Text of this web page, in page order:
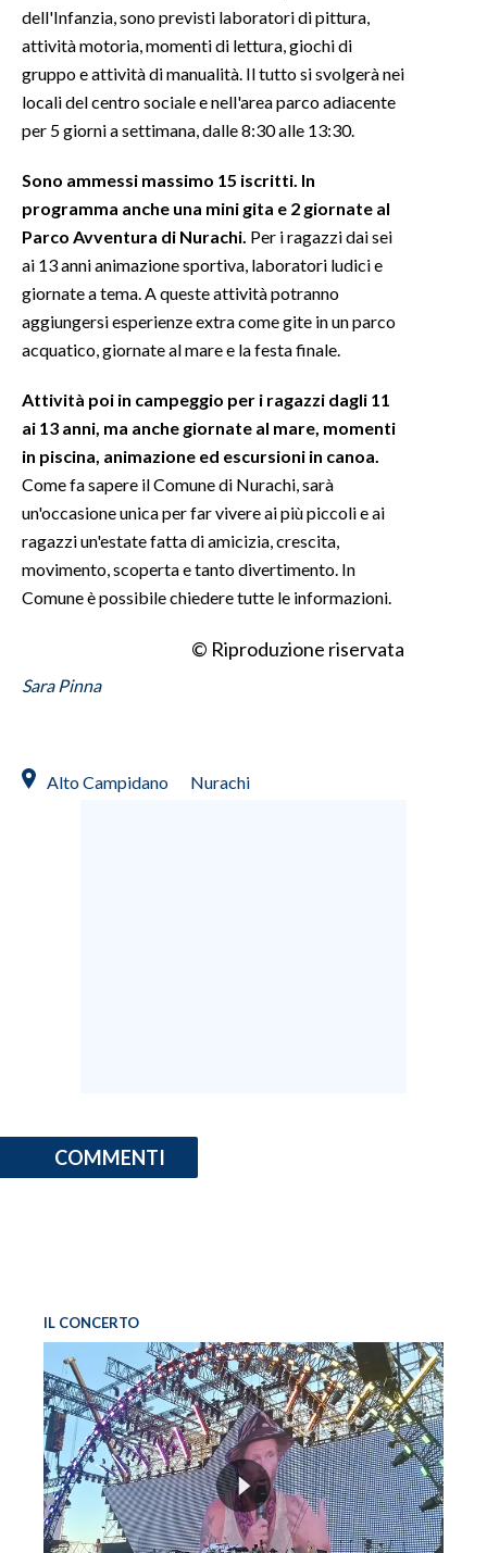
INSULARITÀ
INFO AZIENDE
ABBONATI
ANNUNCI
NECROLOGI
PUBBLICITÀ
SPIAGGE
STORE
dell'Infanzia, sono previsti laboratori di pittura,
attività motoria, momenti di lettura, giochi di
gruppo e attività di manualità. Il tutto si svolgerà nei
locali del centro sociale e nell'area parco adiacente
per 5 giorni a settimana, dalle 8:30 alle 13:30.
Sono ammessi massimo 15 iscritti. In
programma anche una mini gita e 2 giornate al
Parco Avventura di Nurachi. Per i ragazzi dai sei
ai 13 anni animazione sportiva, laboratori ludici e
giornate a tema. A queste attività potranno
aggiungersi esperienze extra come gite in un parco
acquatico, giornate al mare e la festa finale.
Attività poi in campeggio per i ragazzi dagli 11
ai 13 anni, ma anche giornate al mare, momenti
in piscina, animazione ed escursioni in canoa.
Come fa sapere il Comune di Nurachi, sarà
un'occasione unica per far vivere ai più piccoli e ai
ragazzi un'estate fatta di amicizia, crescita,
movimento, scoperta e tanto divertimento. In
Comune è possibile chiedere tutte le informazioni.
© Riproduzione riservata
Sara Pinna
Alto Campidano Nurachi
COMMENTI
IL CONCERTO